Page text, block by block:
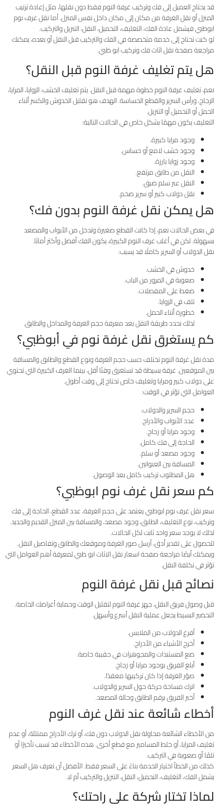
قد يحتاج العميل إلى فك وتركيب غرفة النوم فقط دون نقلها، مثل إعادة ترتيب
المنزل أو نقل الغرفة من مكان إلى مكان داخل نفس المنزل. أما نقل غرف نوم
ابوظبي فيشمل عادة الفك، التغليف، التحميل، النقل، التنزيل والتركيب.
لو كنت تحتاج إلى خدمة متخصصة في الفك والتركيب قبل النقل أو بعده، يمكنك
مراجعة صفحة نقل اثاث فك وتركيب ابو ظبي.
هل يتم تغليف غرفة النوم قبل النقل؟
نعم، تغليف غرفة النوم خطوة مهمة قبل النقل. يتم تغليف الخشب، الزوايا، المرايا،
الزجاج، ورأس السرير والقطع الحساسة. الهدف هو تقليل الخدوش والكسر أثناء
الحمل أو التحميل أو التنزيل.
التغليف يكون مهمًا بشكل خاص في الحالات التالية:
وجود مرايا كبيرة.
وجود خشب لامع أو حساس.
وجود زوايا بارزة.
النقل من طابق مرتفع.
النقل عبر سلم ضيق.
نقل دولاب كبير أو سرير ضخم.
هل يمكن نقل غرفة النوم بدون فك؟
في بعض الحالات نعم، إذا كانت القطع صغيرة وتدخل من الأبواب والمصعد
بسهولة. لكن في أغلب غرف النوم الكبيرة، يكون الفك أفضل وأكثر أمانًا.
نقل الدولاب أو السرير كاملًا قد يسبب:
خدوش في الخشب.
صعوبة في المرور من الباب.
ضغط على المفصلات.
تلف في الزوايا.
خطورة أثناء الحمل.
لذلك نحدد طريقة النقل بعد معرفة حجم الغرفة والمداخل والطابق.
كم يستغرق نقل غرفة نوم في أبوظبي؟
مدة نقل غرفة النوم تختلف حسب حجم الغرفة ونوع القطع والطابق والمسافة
بين الموقعين. غرفة بسيطة قد تستغرق وقتًا أقل، بينما الغرف الكبيرة التي تحتوي
على دولاب كبير ومرايا وتغليف خاص تحتاج إلى وقت أطول.
العوامل التي تؤثر في الوقت:
حجم السرير والدولاب.
عدد الأبواب والأدراج.
وجود مرايا أو زجاج.
الحاجة إلى فك كامل.
وجود مصعد أو سلم.
المسافة بين العنوانين.
هل المطلوب تركيب كامل بعد الوصول.
كم سعر نقل غرف نوم ابوظبي؟
سعر نقل غرف نوم ابوظبي يعتمد على حجم الغرفة، عدد القطع، الحاجة إلى فك
وتركيب، نوع التغليف، الطابق، وجود مصعد، والمسافة بين المنزل القديم والجديد.
لذلك لا يوجد سعر واحد ثابت لكل الحالات.
للحصول على تقدير أدق، أرسل صور الغرفة وموقعك والطابق وتفاصيل النقل.
ويمكنك أيضًا مراجعة صفحة اسعار نقل الاثاث ابو ظبي لمعرفة أهم العوامل التي
تؤثر في تكلفة النقل.
نصائح قبل نقل غرفة النوم
قبل وصول فريق النقل، جهز غرفة النوم لتقليل الوقت وحماية أغراضك الخاصة.
التحضير البسيط يجعل عملية النقل أسرع وأسهل.
أفرغ الدولاب من الملابس.
أخرج الأشياء من الأدراج.
ضع المستندات والمجوهرات في حقيبة خاصة.
أبلغ الفريق بوجود مرايا أو زجاج.
صوّر الغرفة إذا كان تركيبها معقدًا.
اترك مساحة حركة حول السرير والدولاب.
أخبر الفريق برقم الطابق وحالة المصعد.
أخطاء شائعة عند نقل غرف النوم
من الأخطاء الشائعة محاولة نقل الدولاب دون فك، أو ترك الأدراج ممتلئة، أو عدم
تغليف المرايا، أو خلط المسامير مع قطع أخرى. هذه الأخطاء قد تسبب تأخيرًا أو
تلفًا أو صعوبة في التركيب.
كذلك من الخطأ اختيار الخدمة بناءً على السعر فقط. الأفضل أن تعرف هل السعر
يشمل الفك، التغليف، التحميل، النقل، التنزيل والتركيب أم لا.
لماذا تختار شركة على راحتك؟